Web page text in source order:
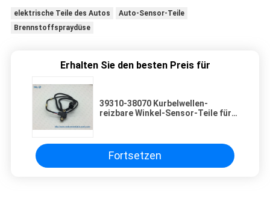
elektrische Teile des Autos
Auto-Sensor-Teile
Brennstoffspraydüse
Erhalten Sie den besten Preis für
39310-38070 Kurbelwellen-
reizbare Winkel-Sensor-Teile für
Fortsetzen